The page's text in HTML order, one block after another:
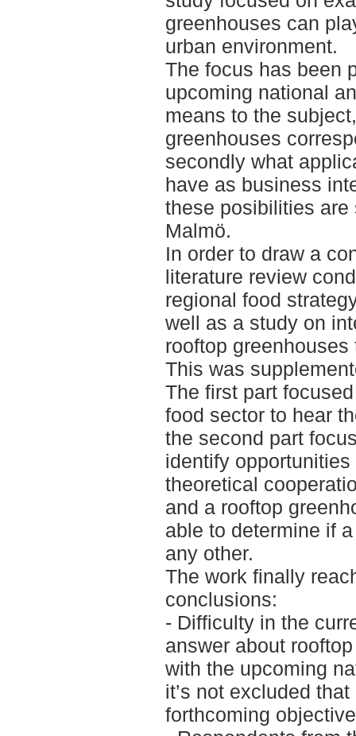
greenhouses can
urban environment.
The focus has been
upcoming national
means to the
greenhouses
secondly what
have as business
these posibilities
Malmö.
In order to draw a
literature review
regional food
well as a study on
rooftop
This was
The first part
food sector to hear
the second part
identify
theoretical
and a rooftop
able to determine if
any other.
The work finally
conclusions:
- Difficulty in the
answer about
with the upcoming
it’s not excluded
forthcoming